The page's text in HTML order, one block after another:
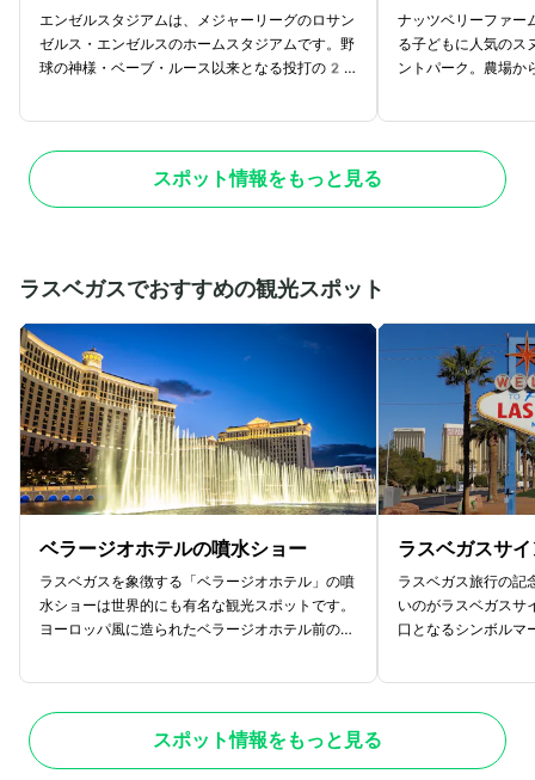
エンゼルスタジアムは、メジャーリーグのロサン
ゼルス・エンゼルスのホームスタジアムです。野
球の神様・ベーブ・ルース以来となる投打の2
やボールとバットのモニュメントが特徴的です。
スタジアムで、ぜひロサンゼルス・エンゼルスの
試合を楽しみましょう。ホームランを打ったとき
ナッツベリーファー
る子どもに人気のス
ントパーク。農場か
ジャムやジュース
売されているショ
するごとに、違った
スポット情報をもっと見る
ラスベガスでおすすめの観光スポット
ベラージオホテルの噴水ショー
ラスベガスを象徴する「ベラージオホテル」の噴
水ショーは世界的にも有名な観光スポットです。
ヨーロッパ風に造られたベラージオホテル前の人
40mにもおよび、迫力満点です。噴水ショー
は、曜日によって開催時間が異なりますが、1
5〜30分間隔で開催されているので夜のラス
ラスベガスサ
ラスベガス旅行の記
いのがラスベガスサ
口となるシンボルマ
ようと多くの観光
ットとなりました
リード空港」に近く
スポット情報をもっと見る